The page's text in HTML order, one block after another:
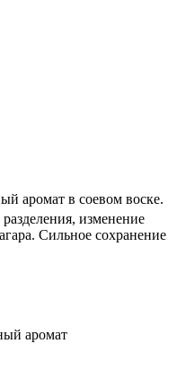
аромат в соевом воске.
разделения, изменение
Сильное сохранение
аромат